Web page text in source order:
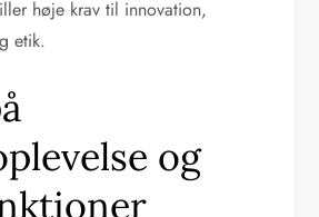
høje krav til innovation,
etik.
og